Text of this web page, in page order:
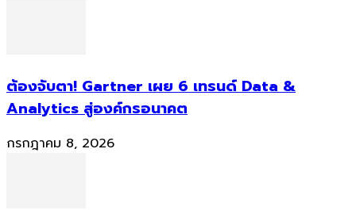
ต้องจับตา! Gartner เผย 6 เทรนด์ Data &
Analytics สู่องค์กรอนาคต
กรกฎาคม 8, 2026